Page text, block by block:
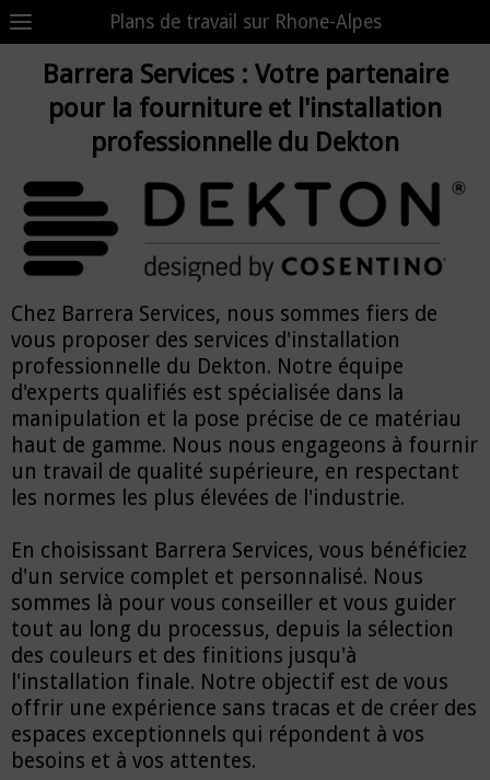
Plans de travail sur Rhone-Alpes
Barrera Services : Votre partenaire
pour la fourniture et l'installation
professionnelle du Dekton
Chez Barrera Services, nous sommes fiers de
vous proposer des services d'installation
professionnelle du Dekton. Notre équipe
d'experts qualifiés est spécialisée dans la
manipulation et la pose précise de ce matériau
haut de gamme. Nous nous engageons à fournir
un travail de qualité supérieure, en respectant
les normes les plus élevées de l'industrie.
En choisissant Barrera Services, vous bénéficiez
d'un service complet et personnalisé. Nous
sommes là pour vous conseiller et vous guider
tout au long du processus, depuis la sélection
des couleurs et des finitions jusqu'à
l'installation finale. Notre objectif est de vous
offrir une expérience sans tracas et de créer des
espaces exceptionnels qui répondent à vos
besoins et à vos attentes.